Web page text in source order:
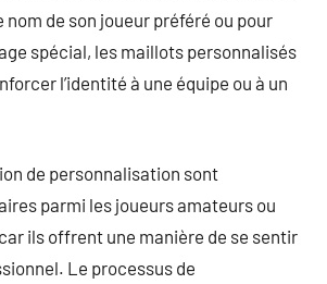
de son joueur préféré ou pour
spécial, les maillots personnalisés
l’identité à une équipe ou à un
de personnalisation sont
parmi les joueurs amateurs ou
ils offrent une manière de se sentir
Le processus de